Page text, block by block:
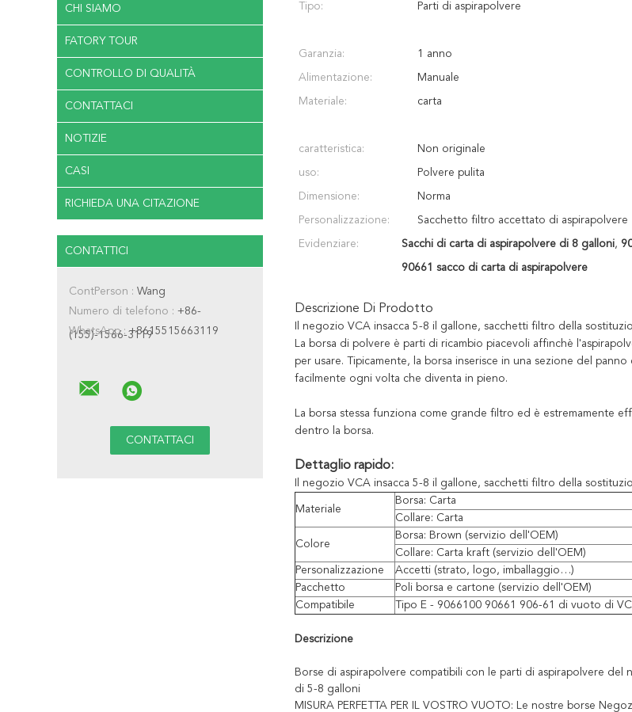
CHI SIAMO
FATORY TOUR
CONTROLLO DI QUALITÀ
CONTATTACI
NOTIZIE
CASI
RICHIEDA UNA CITAZIONE
CONTATTICI
ContPerson : Wang
Numero di telefono : +86-
(155)-1566-3119
WhatsApp : +8615515663119
Tipo: Parti di aspirapolvere
Garanzia: 1 anno
Alimentazione: Manuale
Materiale: carta
caratteristica: Non originale
uso: Polvere pulita
Dimensione: Norma
Personalizzazione: Sacchetto filtro accettato di aspirapolvere
Evidenziare: Sacchi di carta di aspirapolvere di 8 galloni,
90661 sacco di carta di aspirapolvere
Descrizione Di Prodotto
Il negozio VCA insacca 5-8 il gallone, sacchetti filtro della
La borsa di polvere è parti di ricambio piacevoli affinchè
per usare. Tipicamente, la borsa inserisce in una sezione del
facilmente ogni volta che diventa in pieno.
La borsa stessa funziona come grande filtro ed è estremamente
dentro la borsa.
Dettaglio rapido:
Il negozio VCA insacca 5-8 il gallone, sacchetti filtro della
Materiale
Borsa: Carta
Collare: Carta
Colore
Borsa: Brown (servizio dell'OEM)
Collare: Carta kraft (servizio dell'OEM)
Personalizzazione
Accetti (strato, logo, imballaggio…)
Pacchetto
Poli borsa e cartone (servizio dell'OEM)
Compatibile
Tipo E - 9066100 90661 906-61 di vuoto di
Descrizione
Borse di aspirapolvere compatibili con le parti di aspirapolvere
di 5-8 galloni
MISURA PERFETTA PER IL VOSTRO VUOTO: Le nostre borse